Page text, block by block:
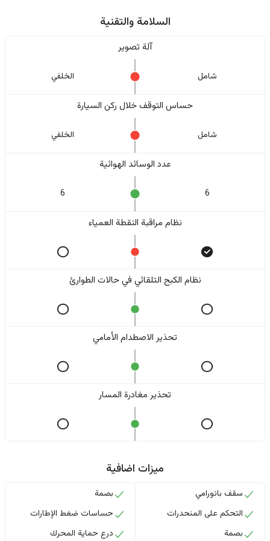
السلامة والتقنية
آلة تصوير
شامل الخلفي
حساس التوقف خلال ركن السيارة
شامل الخلفي
عدد الوسائد الهوائية
6
6
نظام مراقبة النقطة العمياء
نظام الكبح التلقائي في حالات الطوارئ
تحذير الاصطدام الأمامي
تحذير مغادرة المسار
ميزات اضافية
سقف بانورامي
التحكم على المنحدرات
بصمة
بصمة
حساسات ضغط الإطارات
درع حماية المحرك